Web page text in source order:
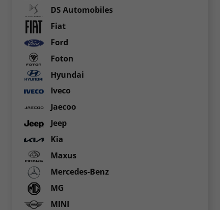
DS Automobiles
Fiat
Ford
Foton
Hyundai
Iveco
Jaecoo
Jeep
Kia
Maxus
Mercedes-Benz
MG
MINI